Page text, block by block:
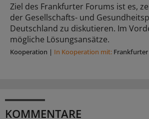
Ziel des Frankfurter Forums ist es,
der Gesellschafts- und
Deutschland zu diskutieren. Im
mögliche Lösungsansätze.
Kooperation | In Kooperation mit:
KOMMENTARE